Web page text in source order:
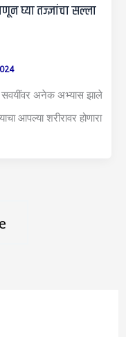
घ्या तज्ज्ञांचा सल्ला
सवयींवर अनेक अभ्यास झाले
आपल्या शरीरावर होणारा